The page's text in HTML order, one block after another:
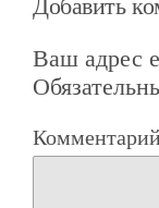
Добавить
Ваш адрес
Комментарий